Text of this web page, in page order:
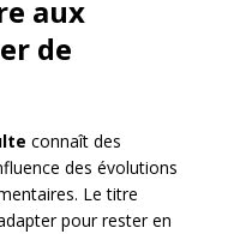
aux
de
connaît des
des évolutions
Le titre
pour rester en